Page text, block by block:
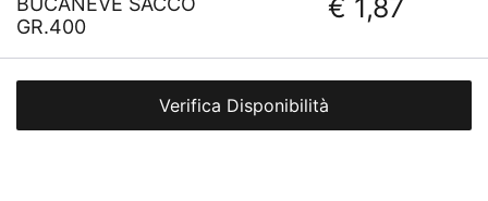
GR.400
€ 1,87
Verifica Disponibilità